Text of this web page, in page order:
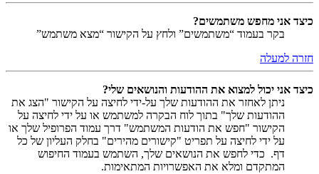
כיצד אני מחפש משתמשים?
בקר בעמוד “משתמשים” ולחץ על הקישור “מצא משתמש”
חזרה למעלה
כיצד אני יכול למצוא את ההודעות והנושאים שלי?
ניתן לאחזר את ההודעות שלך על-ידי לחיצה על הקישור "הצג את
ההודעות שלך" בתוך לוח הבקרה למשתמש או על ידי לחיצה על
הקישור "חפש את הודעות המשתמש" דרך עמוד הפרופיל שלך או
על ידי לחיצה על תפריט "קישורים מהירים" בחלק העליון של כל
דף. כדי לחפש את הנושאים שלך, השתמש בעמוד החיפוש
המתקדם ומלא את האפשרויות המתאימות.